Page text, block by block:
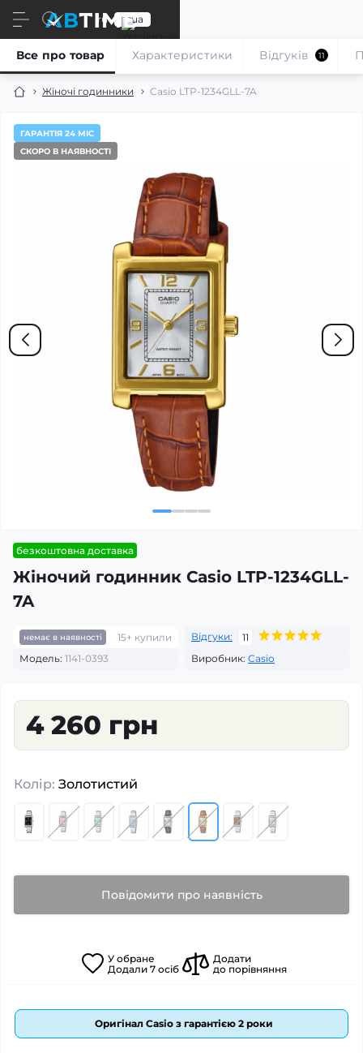
ru ua
Жіночі годинники Casio LTP-1234GLL-7A
Все про товар Характеристики Відгуків 11
ГАРАНТІЯ 24 МІС
СКОРО В НАЯВНОСТІ
безкоштовна доставка
Жіночий годинник Casio LTP-1234GLL-
7A
немає в наявності 15+ купили Відгуки:
11
Модель: 1141-0393 Виробник: Casio
4 260 грн
Колір: Золотистий
Повідомити про наявність
У обране
Додали 7осіб
Додати
до порівняння
Оригінал Casio з гарантією 2 роки